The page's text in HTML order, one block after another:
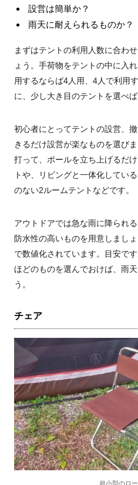
設営は簡単か？
雨天に耐えられるものか？
まずはテントの利用人数に合わ
ょう。手荷物をテントの中に入
用するならば4人用、4人で利用
に、少し大き目のテントを選べ
初心者にとってテントの設営、
きるだけ設営が楽なものを選び
打って、ポールを立ち上げるだ
トや、リビングと一体化してい
のない2ルームテントなどです。
アウトドアでは急な雨に降られ
防水性の高いものを用意しまし
で数値化されています。目安で
ほどのものを選んでおけば、雨
う。
チェア
超小型のロー